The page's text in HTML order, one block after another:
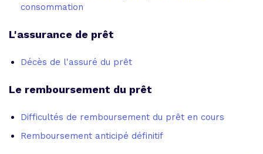
consommation
L'assurance de prêt
Décès de l'assuré du prêt
Le remboursement du prêt
Difficultés de remboursement du prêt en cours
Remboursement anticipé définitif